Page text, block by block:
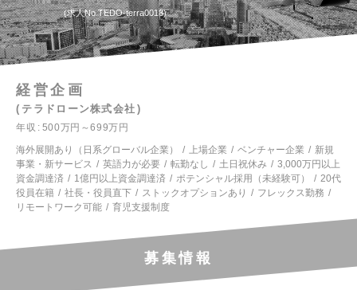
求人No.TEDO-terra0018
経営企画
テラドローン株式会社
年収
500万円～699万円
海外展開あり（日系グローバル企業）
上場企業 ベンチャー企業
新規
事業・新サービス
英語力が必要 転勤なし 土日祝休み
3,000万円以上
資金調達済
1億円以上資金調達済 ポテンシャル採用（未経験可）
20代
役員在籍
社長・役員直下 ストックオプションあり
フレックス勤務
リモートワーク可能
育児支援制度
募集情報